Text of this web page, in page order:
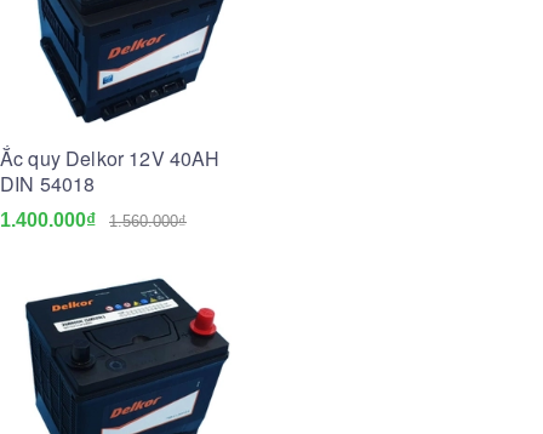
Ắc quy Delkor 12V 40AH
DIN 54018
1.400.000₫ 1.560.000₫